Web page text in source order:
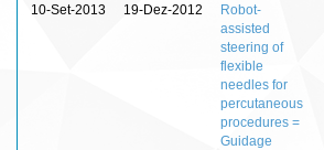
10-Set-2013 19-Dez-2012
Robot-
assisted
steering of
flexible
needles for
percutaneous
procedures =
Guidage